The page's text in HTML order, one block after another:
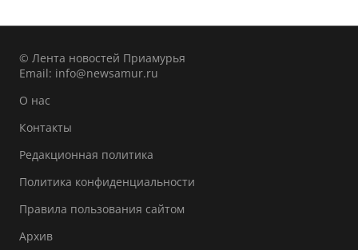
© Лента новостей Приамурья
Email: info@newsamur.ru
О нас
Контакты
Редакционная политика
Политика конфиденциальности
Правила пользования сайтом
Архив